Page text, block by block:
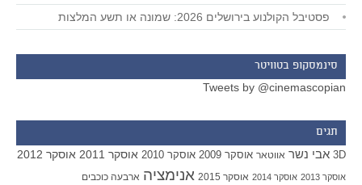
פסטיבל הקולנוע בירושלים 2026: שמונה או תשע המלצות
סינמסקופ בטוויטר
Tweets by @cinemascopian
תגים
3D אבי נשר אווטאר אוסקר 2009 אוסקר 2010 אוסקר 2011 אוסקר 2012
אוסקר 2013 אוסקר 2014 אוסקר 2015 אנימציה ארבעה כוכבים